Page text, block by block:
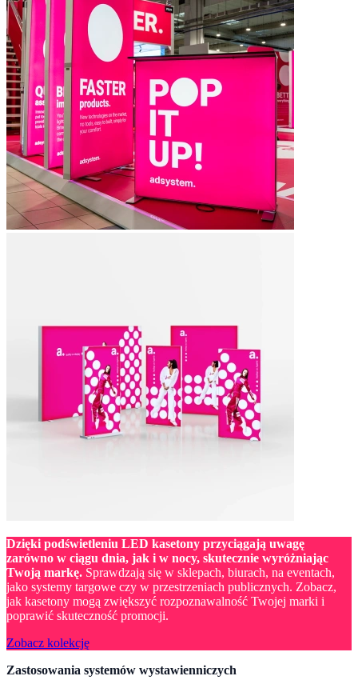
Dzięki podświetleniu LED kasetony przyciągają uwagę
zarówno w ciągu dnia, jak i w nocy, skutecznie wyróżniając
Twoją markę. Sprawdzają się w sklepach, biurach, na eventach,
jako systemy targowe czy w przestrzeniach publicznych. Zobacz,
jak kasetony mogą zwiększyć rozpoznawalność Twojej marki i
poprawić skuteczność promocji.
Zobacz kolekcję
Zastosowania systemów wystawienniczych